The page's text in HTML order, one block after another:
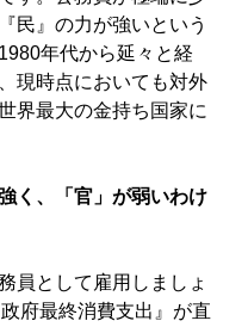
民』の力が強いという
年代から延々と経
現時点においても対外
界最大の金持ち国家に
く、「官」が弱いわけ
として雇用しましょ
府最終消費支出』が直